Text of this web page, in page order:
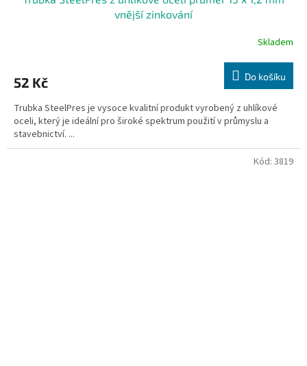
vnější zinkování
Skladem
52 Kč Do košíku
Trubka SteelPres je vysoce kvalitní produkt vyrobený z uhlíkové
oceli, který je ideální pro široké spektrum použití v průmyslu a
stavebnictví. ...
Kód: 3819